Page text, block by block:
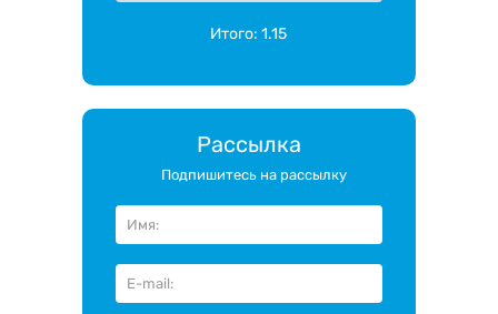
Итого:1.15
Рассылка
Подпишитесь на рассылку